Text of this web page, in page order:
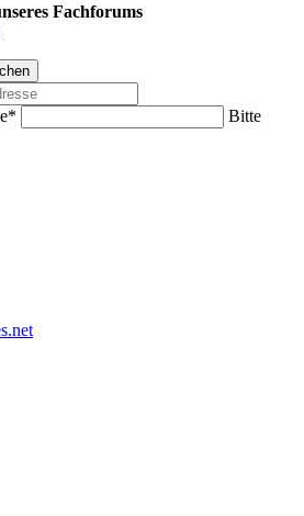
Fachforums
*
Bitte